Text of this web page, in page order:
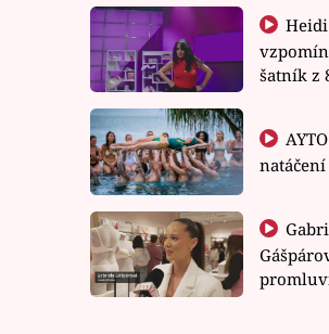
Heidi Janků
šatník z
Gabriela